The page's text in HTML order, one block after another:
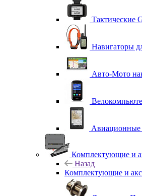
Тактические
Навигаторы
Авто-Мото
Авиационные
Комплектующие и
Назад
Комплектующие и